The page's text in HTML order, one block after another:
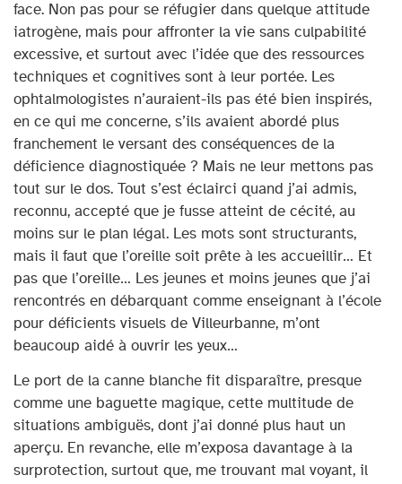
face. Non pas pour se réfugier dans quelque attitude
iatrogène, mais pour affronter la vie sans culpabilité
excessive, et surtout avec l’idée que des ressources
techniques et cognitives sont à leur portée. Les
ophtalmologistes n’auraient-ils pas été bien inspirés,
en ce qui me concerne, s’ils avaient abordé plus
franchement le versant des conséquences de la
déficience diagnostiquée ? Mais ne leur mettons pas
tout sur le dos. Tout s’est éclairci quand j’ai admis,
reconnu, accepté que je fusse atteint de cécité, au
moins sur le plan légal. Les mots sont structurants,
mais il faut que l’oreille soit prête à les accueillir… Et
pas que l’oreille… Les jeunes et moins jeunes que j’ai
rencontrés en débarquant comme enseignant à l’école
pour déficients visuels de Villeurbanne, m’ont
beaucoup aidé à ouvrir les yeux…
Le port de la canne blanche fit disparaître, presque
comme une baguette magique, cette multitude de
situations ambiguës, dont j’ai donné plus haut un
aperçu. En revanche, elle m’exposa davantage à la
surprotection, surtout que, me trouvant mal voyant, il